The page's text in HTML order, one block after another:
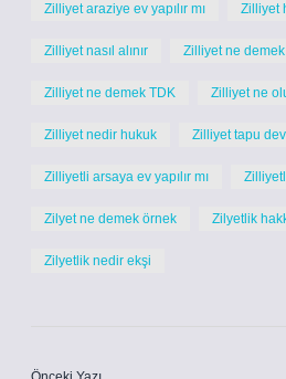
Zilliyet araziye ev yapılır mı Zilliyet
Zilliyet nasıl alınır Zilliyet ne
Zilliyet ne demek TDK Zilliyet ne
Zilliyet nedir hukuk Zilliyet tapu
Zilliyetli arsaya ev yapılır mı
Zilyet ne demek örnek Zilyetlik
Zilyetlik nedir ekşi